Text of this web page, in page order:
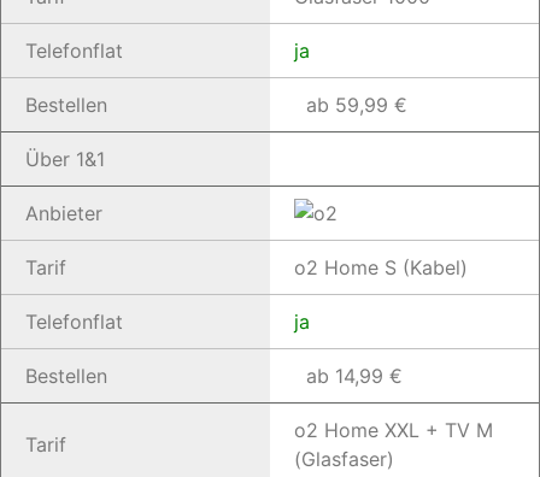
Telefonflat ja
Bestellen ab 59,99 €
Über 1&1
Anbieter
Tarif o2 Home S (Kabel)
Telefonflat ja
Bestellen ab 14,99 €
Tarif
o2 Home XXL + TV M
(Glasfaser)